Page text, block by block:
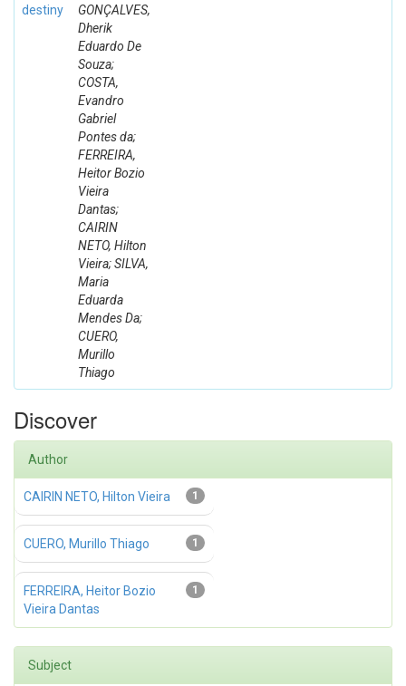
destiny
GONÇALVES,
Dherik
Eduardo De
Souza;
COSTA,
Evandro
Gabriel
Pontes da;
FERREIRA,
Heitor Bozio
Vieira
Dantas;
CAIRIN
NETO, Hilton
Vieira; SILVA,
Maria
Eduarda
Mendes Da;
CUERO,
Murillo
Thiago
Discover
Author
1
CAIRIN NETO, Hilton Vieira
1
CUERO, Murillo Thiago
1
FERREIRA, Heitor Bozio
Vieira Dantas
Subject